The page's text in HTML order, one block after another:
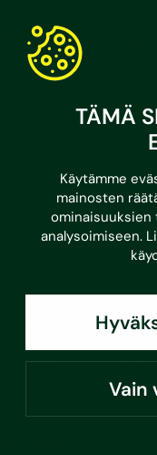
TÄMÄ
Käytämme
mainosten
ominaisuuksien
analysoimiseen.
Vain
Merkkiainekaasukoe
ilmareitit ja pitää
Salaojakuvaus
Salaojatutkimukset
korjaustarpeen.
Lue lisää
Sisäilman huonoa
toimenpiteisiin